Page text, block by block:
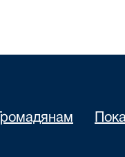
Громадянам